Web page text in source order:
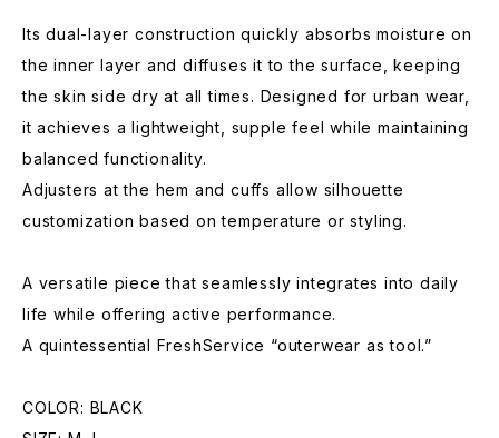
Its dual-layer construction quickly absorbs moisture on
the inner layer and diffuses it to the surface, keeping
the skin side dry at all times. Designed for urban wear,
it achieves a lightweight, supple feel while maintaining
balanced functionality.
Adjusters at the hem and cuffs allow silhouette
customization based on temperature or styling.
A versatile piece that seamlessly integrates into daily
life while offering active performance.
A quintessential FreshService “outerwear as tool.”
COLOR: BLACK